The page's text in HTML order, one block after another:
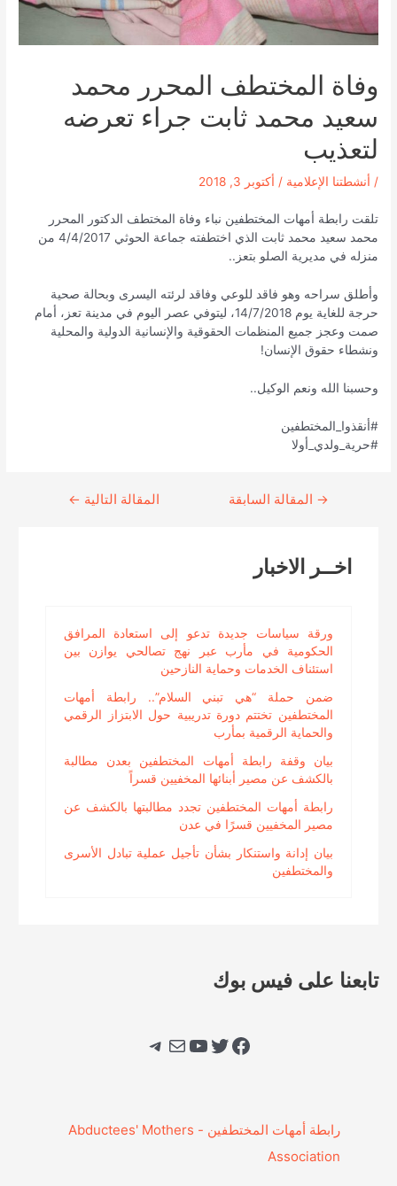
وفاة المختطف المحرر محمد
سعيد محمد ثابت جراء تعرضه
لتعذيب
/ أنشطتنا الإعلامية / أكتوبر 3, 2018
تلقت رابطة أمهات المختطفين نباء وفاة المختطف الدكتور المحرر
محمد سعيد محمد ثابت الذي اختطفته جماعة الحوثي 4/4/2017 من
منزله في مديرية الصلو بتعز..
وأطلق سراحه وهو فاقد للوعي وفاقد لرئته اليسرى وبحالة صحية
حرجة للغاية يوم 14/7/2018، ليتوفي عصر اليوم في مدينة تعز، أمام
صمت وعجز جميع المنظمات الحقوقية والإنسانية الدولية والمحلية
ونشطاء حقوق الإنسان!
وحسبنا الله ونعم الوكيل..
#أنقذوا_المختطفين
#حرية_ولدي_أولا
Continue
→ المقالة السابقة المقالة التالية ←
اخــر الاخبار
ورقة سياسات جديدة تدعو إلى استعادة المرافق
الحكومية في مأرب عبر نهج تصالحي يوازن بين
استئناف الخدمات وحماية النازحين
ضمن حملة “هي تبني السلام”.. رابطة أمهات
المختطفين تختتم دورة تدريبية حول الابتزاز الرقمي
والحماية الرقمية بمأرب
بيان وقفة رابطة أمهات المختطفين بعدن مطالبة
بالكشف عن مصير أبنائها المخفيين قسراً
رابطة أمهات المختطفين تجدد مطالبتها بالكشف عن
مصير المخفيين قسرًا في عدن
بيان إدانة واستنكار بشأن تأجيل عملية تبادل الأسرى
والمختطفين
تابعنا على فيس بوك
فيسبوك تويتر يوتيوببريد تيليجرام
‎رابطة أمهات المختطفين - Abductees' Mothers
Association‎